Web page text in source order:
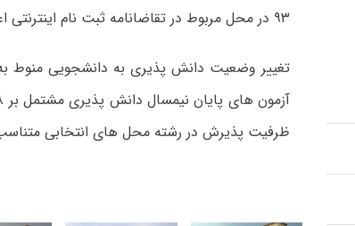
۹۳ در محل مربوط در تقاضانامه ثبت نام اینترنتی اعلام کنند.
تغییر وضعیت دانش پذیری به دانشجویی منوط
ظرفیت پذیرش در رشته محل های انتخابی